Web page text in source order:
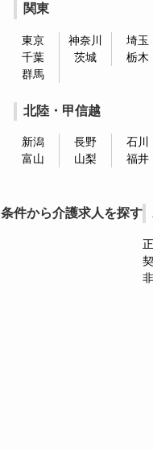
関東
東京 神奈川
埼玉
千葉
茨城
栃木
群馬
北陸・甲信越
新潟 長野
石川
富山
山梨 福井
条件から介護求人を探す